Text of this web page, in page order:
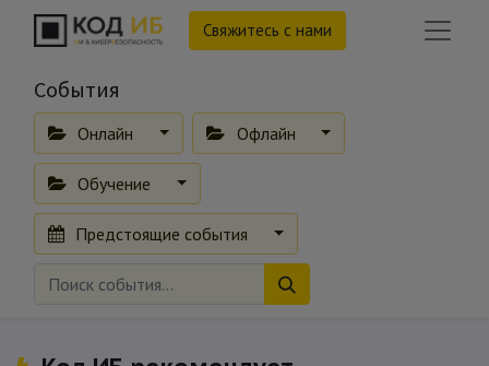
Свяжитесь с нами
События
Онлайн Офлайн
Обучение
Предстоящие события